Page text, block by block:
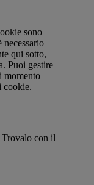
sono
necessario
qui sotto,
Puoi gestire
momento
cookie.
Trovalo con il